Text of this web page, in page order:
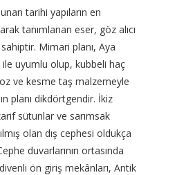
tarihi yapıların en
tanımlanan eser, göz alıcı
Mimari planı, Aya
ile uyumlu olup, kubbeli haç
ve kesme taş malzemeyle
planı dikdörtgendir. İkiz
sütunlar ve sarımsak
olan dış cephesi oldukça
duvarlarının ortasında
ön giriş mekânları, Antik